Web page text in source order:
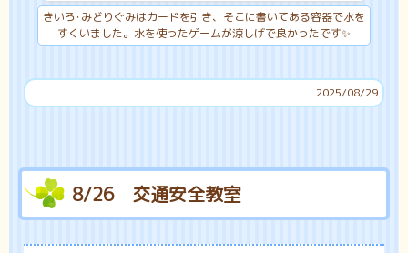
きいろ･みどりぐみはカードを引き、そこに書いてある容器で水を
すくいました。水を使ったゲームが涼しげで良かったです✨
2025/08/29
8/26 交通安全教室